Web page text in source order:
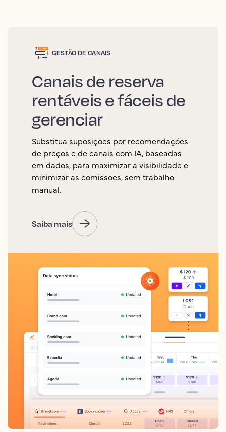
GESTÃO DE CANAIS
Canais de reserva
rentáveis e fáceis de
gerenciar
Substitua suposições por recomendações
de preços e de canais com IA, baseadas
em dados, para maximizar a visibilidade e
minimizar as comissões, sem trabalho
manual.
Saiba mais